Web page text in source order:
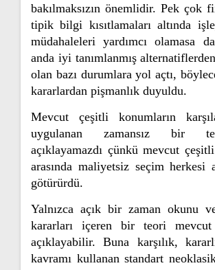
bakılmaksızın önemlidir. Pek çok
tipik bilgi kısıtlamaları altında
müdahaleleri yardımcı olamasa
anda iyi tanımlanmış
olan bazı durumlara yol açtı,
kararlardan pişmanlık duyuldu.
Mevcut çeşitli konumların
uygulanan zamansız bir
açıklayamazdı çünkü mevcut
arasında maliyetsiz seçim herkesi
götürürdü.
Yalnızca açık bir zaman okunu
kararları içeren bir teori mevcut
açıklayabilir. Buna karşılık,
kavramı kullanan standart